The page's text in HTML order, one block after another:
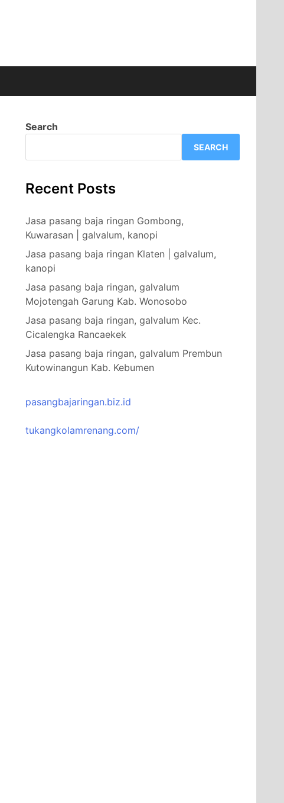
Search
SEARCH
Recent Posts
Jasa pasang baja ringan Gombong,
Kuwarasan | galvalum, kanopi
Jasa pasang baja ringan Klaten | galvalum,
kanopi
Jasa pasang baja ringan, galvalum
Mojotengah Garung Kab. Wonosobo
Jasa pasang baja ringan, galvalum Kec.
Cicalengka Rancaekek
Jasa pasang baja ringan, galvalum Prembun
Kutowinangun Kab. Kebumen
pasangbajaringan.biz.id
tukangkolamrenang.com/